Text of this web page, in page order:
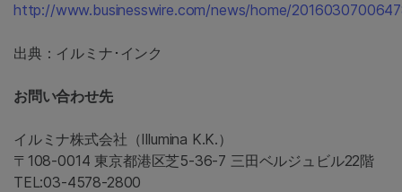
http://www.businesswire.com/news/home/
出典：イルミナ･インク
お問い合わせ先
イルミナ株式会社（Illumina K.K.）
〒108-0014 東京都港区芝5-36-7 三田ベルジュビル22階
TEL:03-4578-2800